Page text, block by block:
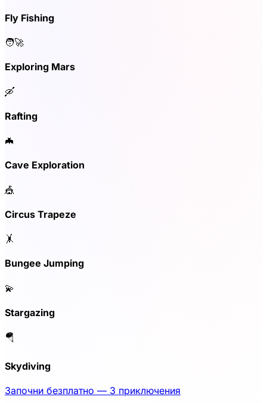
Fly Fishing
🧑‍🚀
Exploring Mars
🛶
Rafting
🦇
Cave Exploration
🎪
Circus Trapeze
🤸
Bungee Jumping
💫
Stargazing
🪂
Skydiving
Започни безплатно — 3 приключения